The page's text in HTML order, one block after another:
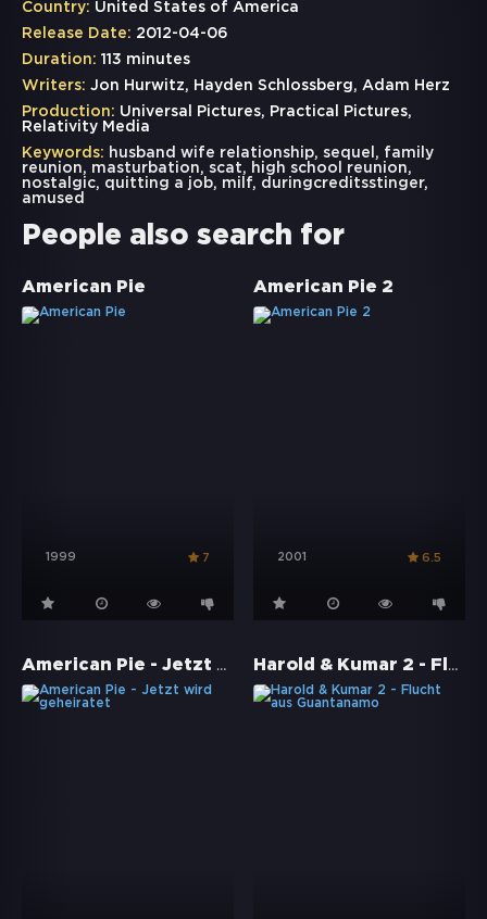
Country: United States of America
Release Date: 2012-04-06
Duration: 113 minutes
Writers: Jon Hurwitz, Hayden Schlossberg, Adam Herz
Production: Universal Pictures, Practical Pictures,
Relativity Media
Keywords: husband wife relationship, sequel , family
reunion, masturbation, scat, high school reunion,
nostalgic, quitting a job, milf, duringcreditsstinger,
amused
People also search for
American Pie
1999 7
American Pie 2
2001 6.5
American Pie - Jetzt wird geheiratet Harold & Kumar 2 - Flucht aus Guantanamo